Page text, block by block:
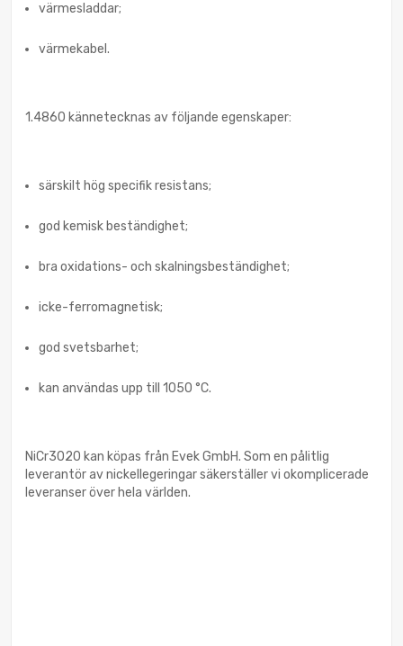
värmesladdar;
värmekabel.
1.4860 kännetecknas av följande egenskaper:
särskilt hög specifik resistans;
god kemisk beständighet;
bra oxidations- och skalningsbeständighet;
icke-ferromagnetisk;
god svetsbarhet;
kan användas upp till 1050 °C.
NiCr3020 kan köpas från Evek GmbH. Som en pålitlig
leverantör av nickellegeringar säkerställer vi okomplicerade
leveranser över hela världen.